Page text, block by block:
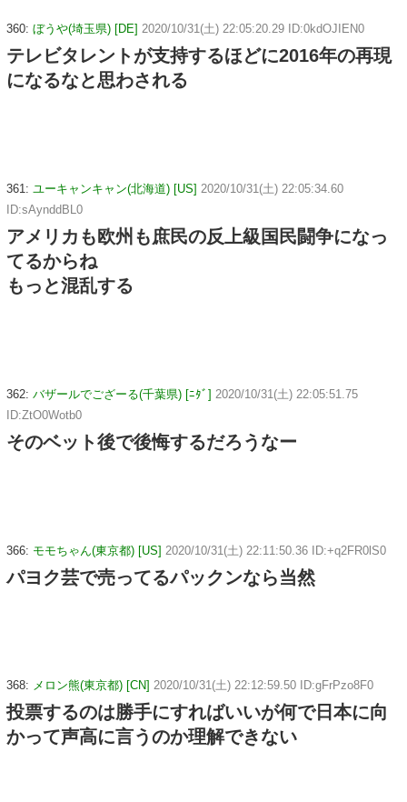
360: ぼうや(埼玉県) [DE] 2020/10/31(土) 22:05:20.29 ID:0kdOJIEN0
テレビタレントが支持するほどに2016年の再現
になるなと思わされる
361: ユーキャンキャン(北海道) [US] 2020/10/31(土) 22:05:34.60
ID:sAynddBL0
アメリカも欧州も庶民の反上級国民闘争になっ
てるからね
もっと混乱する
362: バザールでござーる(千葉県) [ﾆﾀﾞ] 2020/10/31(土) 22:05:51.75
ID:ZtO0Wotb0
そのベット後で後悔するだろうなー
366: モモちゃん(東京都) [US] 2020/10/31(土) 22:11:50.36 ID:+q2FR0lS0
パヨク芸で売ってるパックンなら当然
368: メロン熊(東京都) [CN] 2020/10/31(土) 22:12:59.50 ID:gFrPzo8F0
投票するのは勝手にすればいいが何で日本に向
かって声高に言うのか理解できない